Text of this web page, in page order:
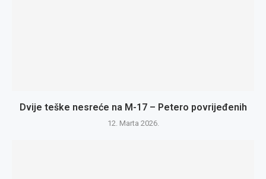
Dvije teške nesreće na M-17 – Petero povrijeđenih
12. Marta 2026.